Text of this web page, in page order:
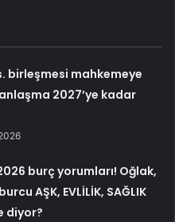
birleşmesi mahkemeye
2027’ye kadar
burç yorumları! Oğlak,
AŞK, EVLİLİK, SAĞLIK
diyor?